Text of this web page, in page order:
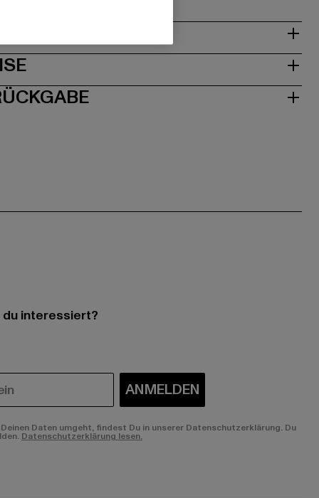
interessiert?
ANMELDEN
Daten umgeht, findest Du in unserer Datenschutzerklärung. Du
Datenschutzerklärung lesen.